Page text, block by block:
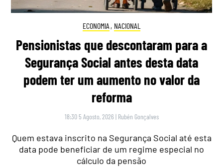
ECONOMIA , NACIONAL
Pensionistas que descontaram para a
Segurança Social antes desta data
podem ter um aumento no valor da
reforma
18:30 5 Agosto, 2026 | Rubén Gonçalves
Quem estava inscrito na Segurança Social até esta
data pode beneficiar de um regime especial no
cálculo da pensão